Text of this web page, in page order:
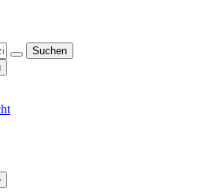
Suchen